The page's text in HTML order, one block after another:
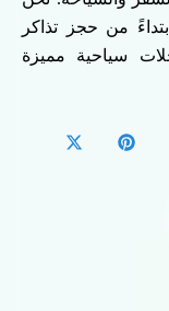
من حجز تذاكر
سياحية مميزة